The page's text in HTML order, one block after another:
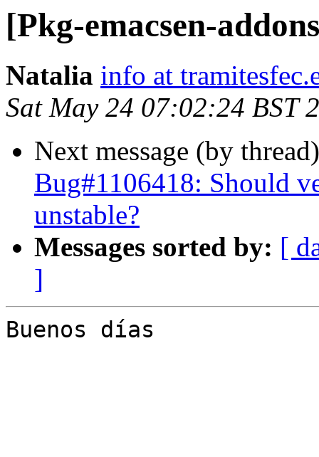
[Pkg-emacsen-
Natalia info at
Sat May 24 07:02:24 BST
Next message (by
Bug#1106418: Should
unstable?
Messages sorted by: [
]
Buenos días